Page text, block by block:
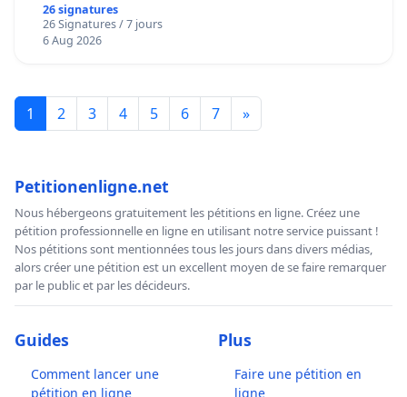
26 signatures
26 Signatures / 7 jours
6 Aug 2026
1 2 3 4 5 6 7 »
Petitionenligne.net
Nous hébergeons gratuitement les pétitions en ligne. Créez une
pétition professionnelle en ligne en utilisant notre service puissant !
Nos pétitions sont mentionnées tous les jours dans divers médias,
alors créer une pétition est un excellent moyen de se faire remarquer
par le public et par les décideurs.
Guides
Comment lancer une
pétition en ligne
Plus
Faire une pétition en
ligne